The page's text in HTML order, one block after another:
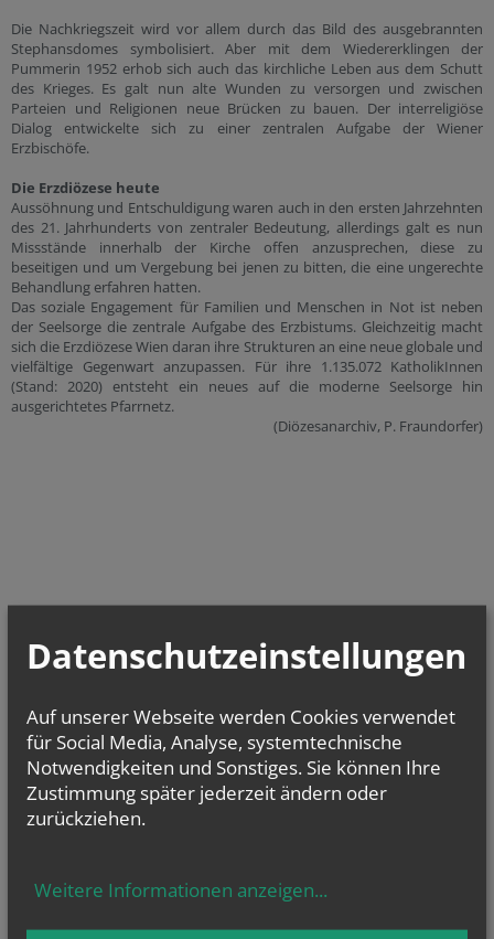
Die Nachkriegszeit wird vor allem durch das Bild des ausgebrannten
Stephansdomes symbolisiert. Aber mit dem Wiedererklingen der
Pummerin 1952 erhob sich auch das kirchliche Leben aus dem Schutt
des Krieges. Es galt nun alte Wunden zu versorgen und zwischen
Parteien und Religionen neue Brücken zu bauen. Der interreligiöse
Dialog entwickelte sich zu einer zentralen Aufgabe der Wiener
Erzbischöfe.
Die Erzdiözese heute
Aussöhnung und Entschuldigung waren auch in den ersten Jahrzehnten
des 21. Jahrhunderts von zentraler Bedeutung, allerdings galt es nun
Missstände innerhalb der Kirche offen anzusprechen, diese zu
beseitigen und um Vergebung bei jenen zu bitten, die eine ungerechte
Behandlung erfahren hatten.
Das soziale Engagement für Familien und Menschen in Not ist neben
der Seelsorge die zentrale Aufgabe des Erzbistums. Gleichzeitig macht
sich die Erzdiözese Wien daran ihre Strukturen an eine neue globale und
vielfältige Gegenwart anzupassen. Für ihre 1.135.072 KatholikInnen
(Stand: 2020) entsteht ein neues auf die moderne Seelsorge hin
ausgerichtetes Pfarrnetz.
(Diözesanarchiv, P. Fraundorfer)
Datenschutzeinstellungen
Auf unserer Webseite werden Cookies verwendet
für Social Media, Analyse, systemtechnische
Notwendigkeiten und Sonstiges. Sie können Ihre
Zustimmung später jederzeit ändern oder
zurückziehen.
Weitere Informationen anzeigen...